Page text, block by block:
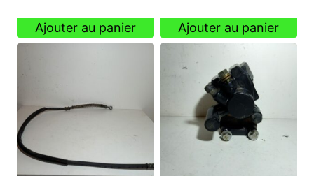
Ajouter au panier Ajouter au panier